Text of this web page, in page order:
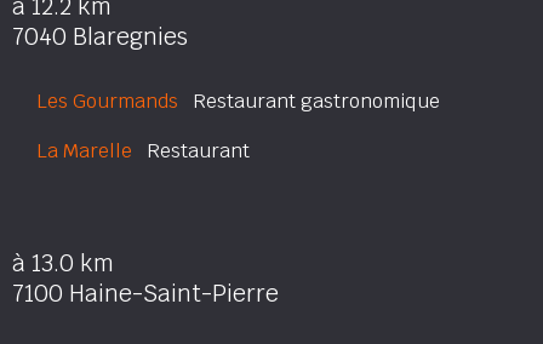
à 12.2 km
7040 Blaregnies
Les Gourmands Restaurant gastronomique
La Marelle Restaurant
à 13.0 km
7100 Haine-Saint-Pierre